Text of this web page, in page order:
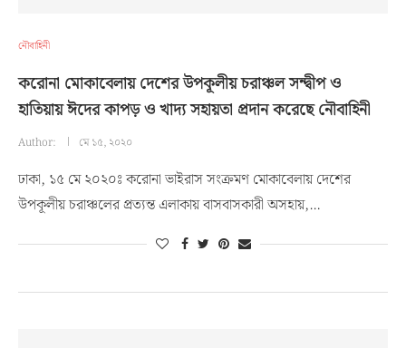
নৌবাহিনী
করোনা মোকাবেলায় দেশের উপকূলীয় চরাঞ্চল সন্দ্বীপ ও
হাতিয়ায় ঈদের কাপড় ও খাদ্য সহায়তা প্রদান করেছে নৌবাহিনী
Author: মে ১৫, ২০২০
ঢাকা, ১৫ মে ২০২০ঃ করোনা ভাইরাস সংক্রমণ মোকাবেলায় দেশের
উপকূলীয় চরাঞ্চলের প্রত্যন্ত এলাকায় বাসবাসকারী অসহায়,…